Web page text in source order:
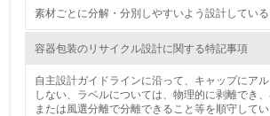
非該当（化学物質を使用していない）
素材ごとに分解・分別しやすいよう設計している
容器包装のリサイクル設計に関する特記事項
自主設計ガイドラインに沿って、キャップにア
しない、ラベルについては、物理的に剥離でき
または風選分離で分離できること等を順守してい